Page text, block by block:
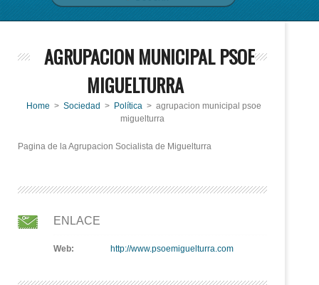
AGRUPACION MUNICIPAL PSOE
MIGUELTURRA
Home > Sociedad > Política > agrupacion municipal psoe
miguelturra
Pagina de la Agrupacion Socialista de Miguelturra
ENLACE
Web: http://www.psoemiguelturra.com